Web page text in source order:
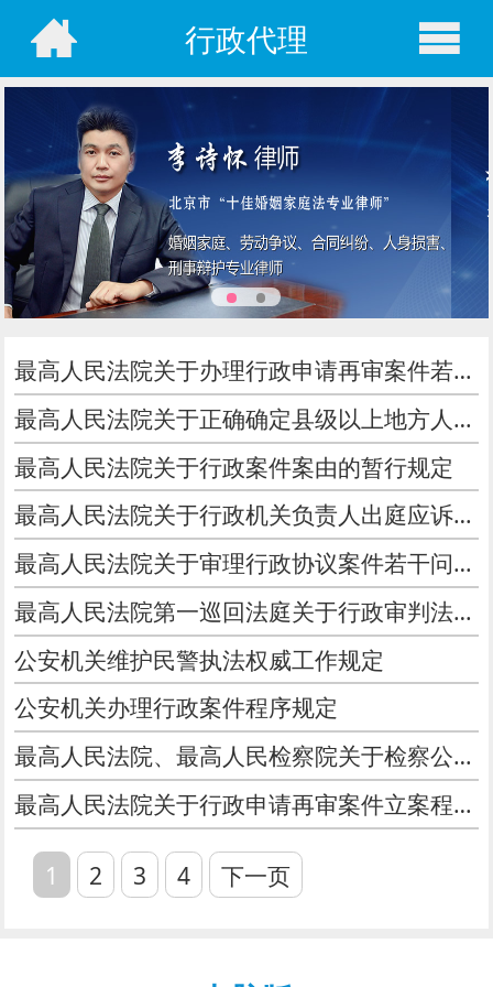
行政代理
最高人民法院关于办理行政申请再审案件若干问题的规定
最高人民法院关于正确确定县级以上地方人民政府行政诉讼被告资格若干问题的规定
最高人民法院关于行政案件案由的暂行规定
最高人民法院关于行政机关负责人出庭应诉若干问题的规定
最高人民法院关于审理行政协议案件若干问题的规定
最高人民法院第一巡回法庭关于行政审判法律适用若干问题的会议纪要
公安机关维护民警执法权威工作规定
公安机关办理行政案件程序规定
最高人民法院、最高人民检察院关于检察公益诉讼案件适用法律若干问题的解释
最高人民法院关于行政申请再审案件立案程序的规定
1 2 3 4 下一页